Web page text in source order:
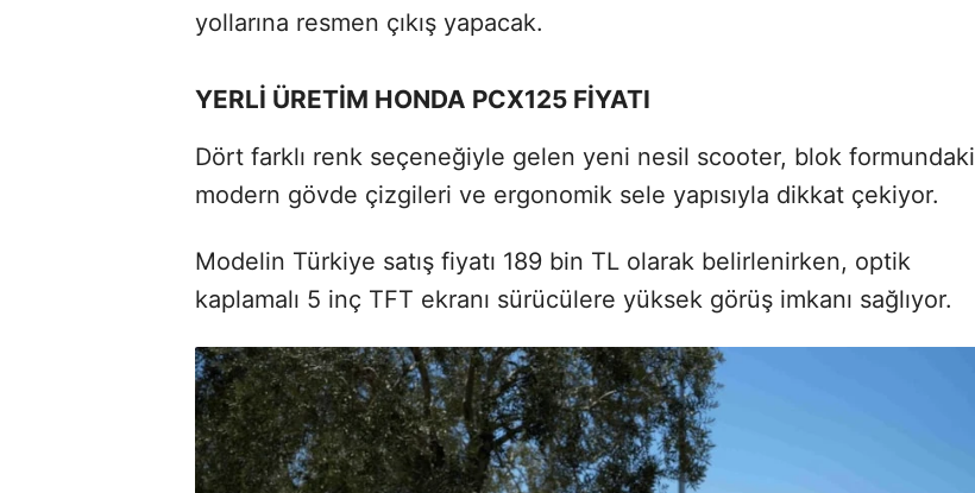
yollarına resmen çıkış yapacak.
YERLİ ÜRETİM HONDA PCX125 FİYATI
Dört farklı renk seçeneğiyle gelen yeni nesil scooter, blok formundaki
modern gövde çizgileri ve ergonomik sele yapısıyla dikkat çekiyor.
Modelin Türkiye satış fiyatı 189 bin TL olarak belirlenirken, optik
kaplamalı 5 inç TFT ekranı sürücülere yüksek görüş imkanı sağlıyor.